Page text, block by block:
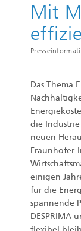
Mit
Das Thema
die Industrie
neuen
Fraunhofer-
einigen
für die
spannende
DESPRIMA